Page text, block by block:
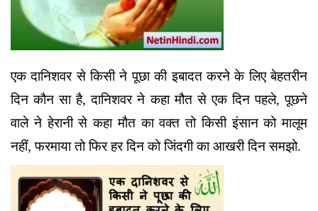
एक दानिशवर से किसी ने पूछा की इबादत करने के लिए बेहतरीन
दिन कौन सा है, दानिशवर ने कहा मौत से एक दिन पहले, पूछने
वाले ने हेरानी से कहा मौत का वक्त तो किसी इंसान को मालूम
नहीं, फरमाया तो फिर हर दिन को जिंदगी का आखरी दिन समझो.